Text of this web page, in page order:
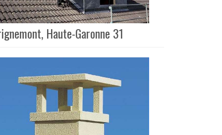
Haute-Garonne 31